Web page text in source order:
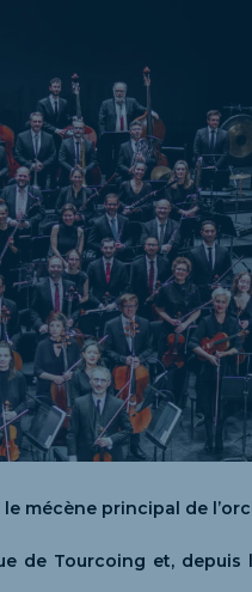
mécène principal de
de Tourcoing et,